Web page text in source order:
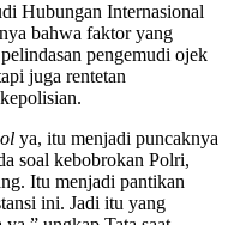
Hubungan Internasional
bahwa faktor yang
pengemudi ojek
juga rentetan
ya, itu menjadi puncaknya
soal kebobrokan Polri,
Itu menjadi pantikan
ini. Jadi itu yang